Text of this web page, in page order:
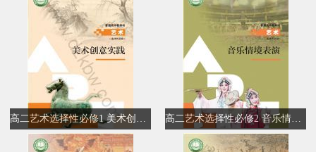
高二艺术选择性必修1 美术创意实践 高二艺术选择性必修2 音乐情境表演